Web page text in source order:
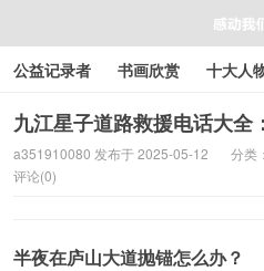
公益记录者 书画欣赏 十大人
好人好事 感人资讯 商业资讯
九江星子道路救援电话大全
a351910080 发布于 2025-05-12 分类：
评论(0)
半夜在庐山大道抛锚怎么办？